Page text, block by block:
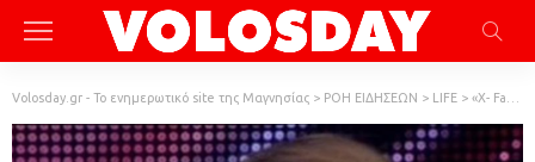
Volosday.gr - Το ενημερωτικό site της Μαγνησίας > ΡΟΗ ΕΙΔΗΣΕΩΝ > LIFE > «Χ- Factor»: Η διαγωνιζόμενη από τη Σερβία που δίχασε τους κριτές